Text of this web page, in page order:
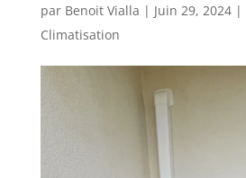
par Benoit Vialla | Juin 29, 2024|
Climatisation